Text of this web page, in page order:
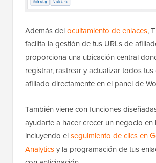
Además delocultamiento de enlaces,
facilita la gestión de tus URLs de
proporciona una ubicación central
registrar, rastrear y actualizar todos
afiliado directamente en el panel de
También viene con funciones
ayudarte a hacer crecer un negocio en
incluyendo elseguimiento de clics en
Analyticsy la programación de tus